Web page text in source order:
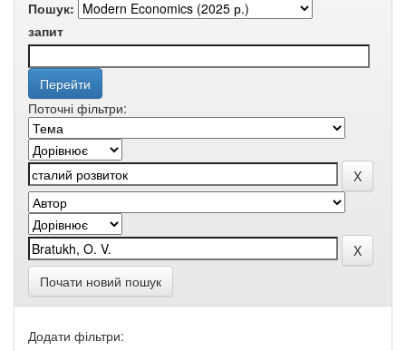
Пошук:
запит
Поточні фільтри:
Почати новий пошук
Додати фільтри: